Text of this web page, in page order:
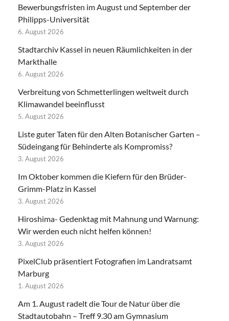
Bewerbungsfristen im August und September der
Philipps-Universität
6. August 2026
Stadtarchiv Kassel in neuen Räumlichkeiten in der
Markthalle
6. August 2026
Verbreitung von Schmetterlingen weltweit durch
Klimawandel beeinflusst
5. August 2026
Liste guter Taten für den Alten Botanischer Garten –
Südeingang für Behinderte als Kompromiss?
3. August 2026
Im Oktober kommen die Kiefern für den Brüder-
Grimm-Platz in Kassel
3. August 2026
Hiroshima- Gedenktag mit Mahnung und Warnung:
Wir werden euch nicht helfen können!
3. August 2026
PixelClub präsentiert Fotografien im Landratsamt
Marburg
1. August 2026
Am 1. August radelt die Tour de Natur über die
Stadtautobahn – Treff 9.30 am Gymnasium